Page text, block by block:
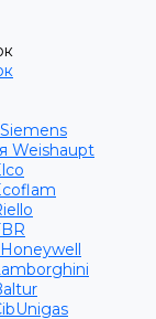
Weishaupt